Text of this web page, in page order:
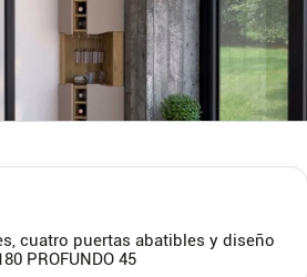
cuatro puertas abatibles y diseño
PROFUNDO 45
RTA
Bar Esquinero Shangai
RTA Macadamia
RTA MUEBLES
$ 1.619